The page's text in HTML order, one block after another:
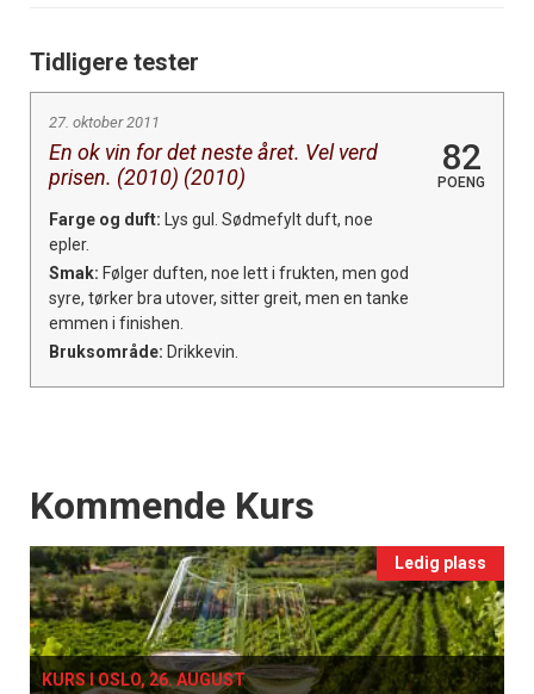
Tidligere tester
27. oktober 2011
En ok vin for det neste året. Vel verd
prisen. (2010) (2010)
82
POENG
Farge og duft: Lys gul. Sødmefylt duft, noe
epler.
Smak: Følger duften, noe lett i frukten, men god
syre, tørker bra utover, sitter greit, men en tanke
emmen i finishen.
Bruksområde: Drikkevin.
Events
Kommende Kurs
Ledig plass
KURS I OSLO, 26. AUGUST